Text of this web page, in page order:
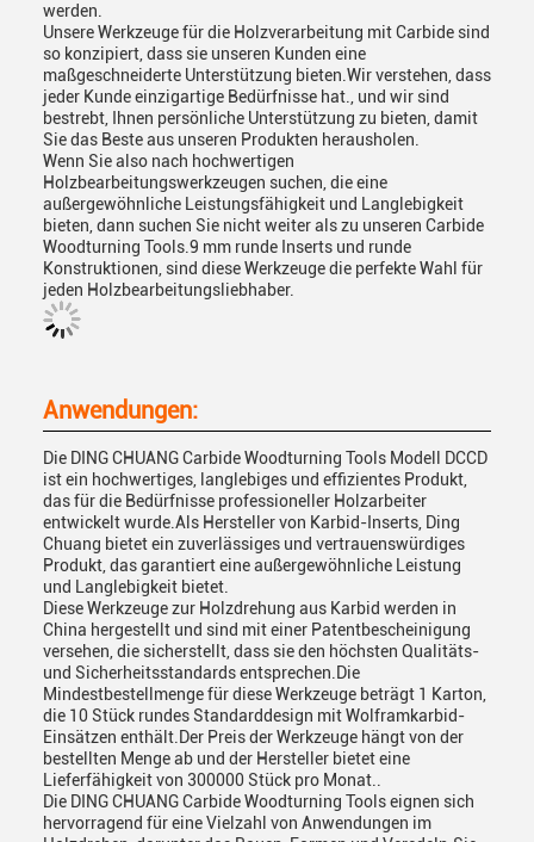
werden.
Unsere Werkzeuge für die Holzverarbeitung mit Carbide sind
so konzipiert, dass sie unseren Kunden eine
maßgeschneiderte Unterstützung bieten.Wir verstehen, dass
jeder Kunde einzigartige Bedürfnisse hat., und wir sind
bestrebt, Ihnen persönliche Unterstützung zu bieten, damit
Sie das Beste aus unseren Produkten herausholen.
Wenn Sie also nach hochwertigen
Holzbearbeitungswerkzeugen suchen, die eine
außergewöhnliche Leistungsfähigkeit und Langlebigkeit
bieten, dann suchen Sie nicht weiter als zu unseren Carbide
Woodturning Tools.9 mm runde Inserts und runde
Konstruktionen, sind diese Werkzeuge die perfekte Wahl für
jeden Holzbearbeitungsliebhaber.
Anwendungen:
Die DING CHUANG Carbide Woodturning Tools Modell DCCD
ist ein hochwertiges, langlebiges und effizientes Produkt,
das für die Bedürfnisse professioneller Holzarbeiter
entwickelt wurde.Als Hersteller von Karbid-Inserts, Ding
Chuang bietet ein zuverlässiges und vertrauenswürdiges
Produkt, das garantiert eine außergewöhnliche Leistung
und Langlebigkeit bietet.
Diese Werkzeuge zur Holzdrehung aus Karbid werden in
China hergestellt und sind mit einer Patentbescheinigung
versehen, die sicherstellt, dass sie den höchsten Qualitäts-
und Sicherheitsstandards entsprechen.Die
Mindestbestellmenge für diese Werkzeuge beträgt 1 Karton,
die 10 Stück rundes Standarddesign mit Wolframkarbid-
Einsätzen enthält.Der Preis der Werkzeuge hängt von der
bestellten Menge ab und der Hersteller bietet eine
Lieferfähigkeit von 300000 Stück pro Monat..
Die DING CHUANG Carbide Woodturning Tools eignen sich
hervorragend für eine Vielzahl von Anwendungen im